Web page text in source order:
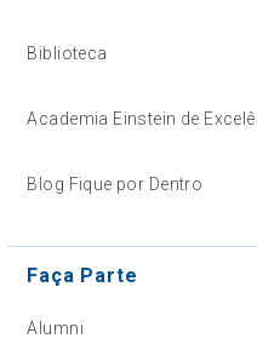
Biblioteca
Academia Einstein de
Blog Fique por Dentro
Faça Parte
Alumni